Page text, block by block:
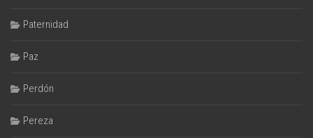
Paternidad
Paz
Perdón
Pereza